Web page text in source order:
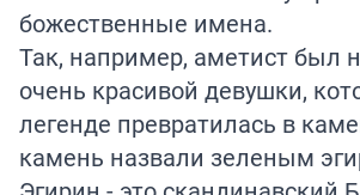
божественные имена.
Так, например, аметист был
очень красивой девушки,
легенде превратилась в
камень назвали зеленым